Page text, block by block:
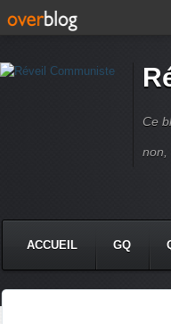
Ce
non,
ACCUEIL GQ